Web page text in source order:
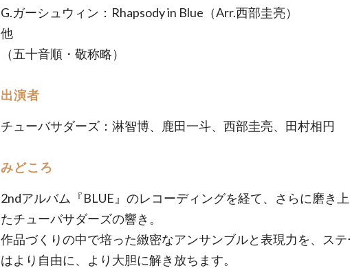
G.ガーシュウィン：Rhapsody in Blue（Arr.西部圭亮）
他
（五十音順・敬称略）
出演者
チューバサダーズ：淋智博、鹿田一斗、西部圭亮、田村相円
みどころ
2ndアルバム『BLUE』のレコーディングを経て、さらに磨き
たチューバサダーズの響き。
作品づくりの中で培った緻密なアンサンブルと表現力を、ス
はより自由に、より大胆に解き放ちます。